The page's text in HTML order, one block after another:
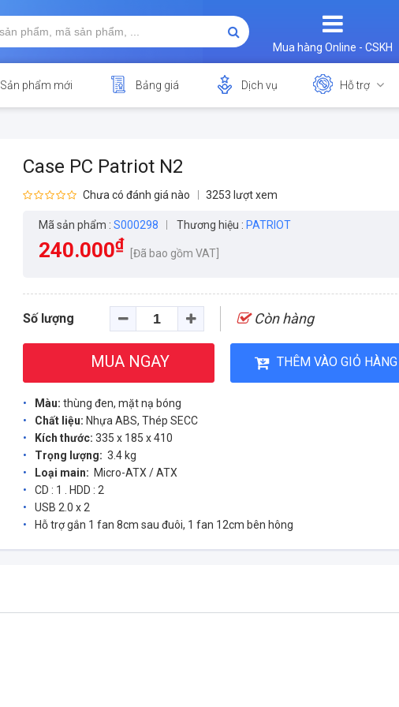
Mua hàng Online - CSKH
Sản phẩm mới Bảng giá Dịch vụ Hỗ trợ
Case PC Patriot N2
Chưa có đánh giá nào 3253 lượt xem
Mã sản phẩm : S000298 Thương hiệu : PATRIOT
240.000₫ [Đã bao gồm VAT]
Số lượng Còn hàng
MUA NGAY THÊM VÀO GIỎ HÀNG
Màu: thùng đen, mặt nạ bóng
Chất liệu: Nhựa ABS, Thép SECC
Kích thước: 335 x 185 x 410
Trọng lượng: 3.4 kg
Loại main: Micro-ATX / ATX
CD : 1 . HDD : 2
USB 2.0 x 2
Hỗ trợ gắn 1 fan 8cm sau đuôi, 1 fan 12cm bên hông